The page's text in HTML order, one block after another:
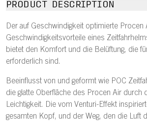
PRODUCT DESCRIPTION
Der auf Geschwindigkeit optimierte Procen
Geschwindigkeitsvorteile eines
bietet den Komfort und die Belüftung, die
erforderlich sind.
Beeinflusst von und geformt wie POC
die glatte Oberfläche des Procen Air durch
Leichtigkeit. Die vom Venturi-Effekt
gesamten Kopf, und der Weg, den die Luft